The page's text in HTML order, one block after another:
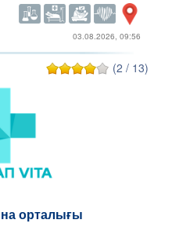
03.08.2026, 09:56
(2 / 13)
орталығы